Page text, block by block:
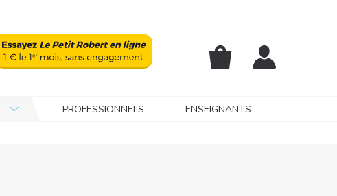
PROFESSIONNELS
ENSEIGNANTS